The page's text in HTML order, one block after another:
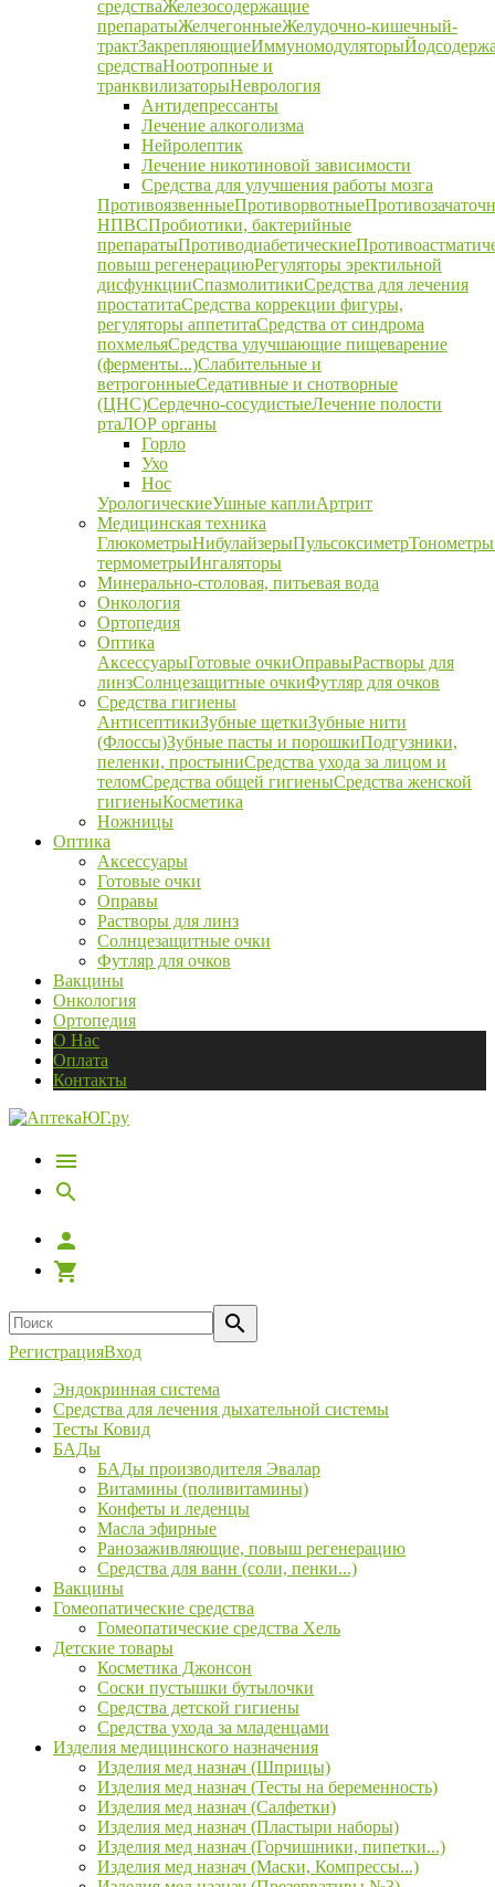
средстваЖелезосодержащие
препаратыЖелчегонныеЖелудочно-кишечный-
трактЗакрепляющиеИммуномодуляторы
средстваНоотропные и
транквилизаторыНеврология
Антидепрессанты
Лечение алкоголизма
Нейролептик
Лечение никотиновой зависимости
Средства для улучшения работы мозга
ПротивоязвенныеПротиворвотные
НПВСПробиотики, бактерийные
препаратыПротиводиабетические
повыш регенерациюРегуляторы эректильной
дисфункцииСпазмолитикиСредства для лечения
простатитаСредства коррекции фигуры,
регуляторы аппетитаСредства от синдрома
похмельяСредства улучшающие пищеварение
(ферменты...)Слабительные и
ветрогонныеСедативные и снотворные
(ЦНС)Сердечно-сосудистыеЛечение полости
ртаЛОР органы
Горло
Ухо
Нос
УрологическиеУшные каплиАртрит
Медицинская техника
ГлюкометрыНибулайзерыПульсоксиметрТонометры
термометрыИнгаляторы
Минерально-столовая, питьевая вода
Онкология
Ортопедия
Оптика
АксессуарыГотовые очкиОправыРастворы для
линзСолнцезащитные очкиФутляр для очков
Средства гигиены
АнтисептикиЗубные щеткиЗубные нити
(Флоссы)Зубные пасты и порошкиПодгузники,
пеленки, простыниСредства ухода за лицом и
теломСредства общей гигиеныСредства женской
гигиеныКосметика
Ножницы
Оптика
Аксессуары
Готовые очки
Оправы
Растворы для линз
Солнцезащитные очки
Футляр для очков
Вакцины
Онкология
Ортопедия
О Нас
Оплата
Контакты
РегистрацияВход
Эндокринная система
Средства для лечения дыхательной системы
Тесты Ковид
БАДы
БАДы производителя Эвалар
Витамины (поливитамины)
Конфеты и леденцы
Масла эфирные
Ранозаживляющие, повыш регенерацию
Средства для ванн (соли, пенки...)
Вакцины
Гомеопатические средства
Гомеопатические средства Хель
Детские товары
Косметика Джонсон
Соски пустышки бутылочки
Средства детской гигиены
Средства ухода за младенцами
Изделия медицинского назначения
Изделия мед назнач (Шприцы)
Изделия мед назнач (Тесты на беременность)
Изделия мед назнач (Салфетки)
Изделия мед назнач (Пластыри наборы)
Изделия мед назнач (Горчишники, пипетки...)
Изделия мед назнач (Маски, Компрессы...)